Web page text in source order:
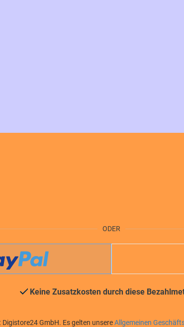
ODER
Keine Zusatzkosten durch diese
GmbH. Es gelten unsereAllgemeinen